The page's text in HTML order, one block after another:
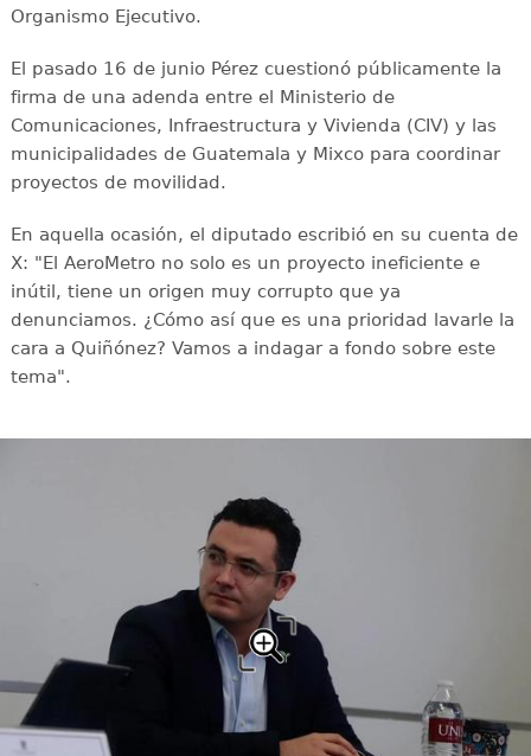
Organismo Ejecutivo.
El pasado 16 de junio Pérez cuestionó públicamente la
firma de una adenda entre el Ministerio de
Comunicaciones, Infraestructura y Vivienda (CIV) y las
municipalidades de Guatemala y Mixco para coordinar
proyectos de movilidad.
En aquella ocasión, el diputado escribió en su cuenta de
X: "El AeroMetro no solo es un proyecto ineficiente e
inútil, tiene un origen muy corrupto que ya
denunciamos. ¿Cómo así que es una prioridad lavarle la
cara a Quiñónez? Vamos a indagar a fondo sobre este
tema".